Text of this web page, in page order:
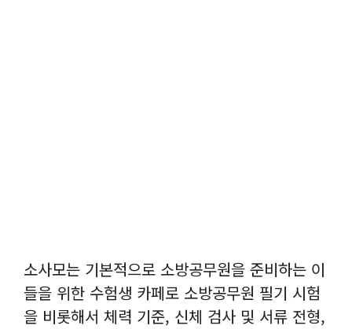
소사모는 기본적으로 소방공무원을 준비하는 이
들을 위한 수험생 카페로 소방공무원 필기 시험
을 비롯해서 체력 기준, 신체 검사 및 서류 전형,